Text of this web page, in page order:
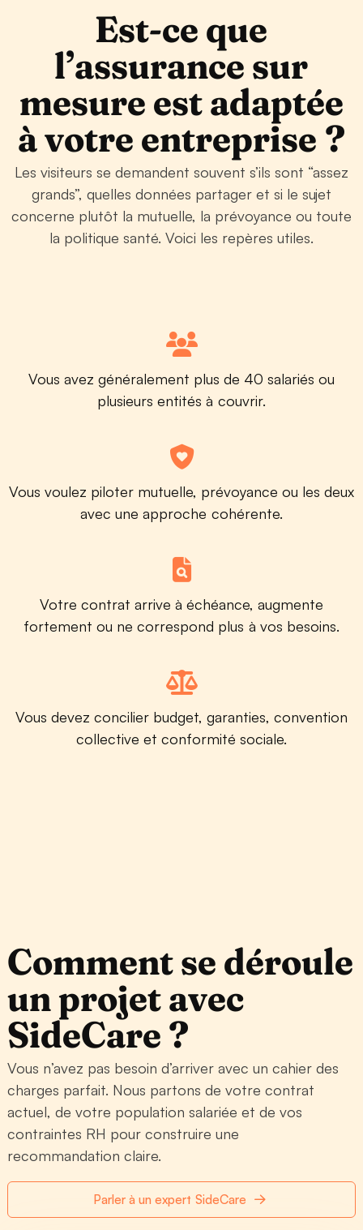
Est-ce que
l’assurance sur
mesure est adaptée
à votre entreprise ?
Les visiteurs se demandent souvent s’ils sont “assez
grands”, quelles données partager et si le sujet
concerne plutôt la mutuelle, la prévoyance ou toute
la politique santé. Voici les repères utiles.
Vous avez généralement plus de 40 salariés ou
plusieurs entités à couvrir.
Vous voulez piloter mutuelle, prévoyance ou les deux
avec une approche cohérente.
Votre contrat arrive à échéance, augmente
fortement ou ne correspond plus à vos besoins.
Vous devez concilier budget, garanties, convention
collective et conformité sociale.
Comment se déroule
un projet avec
SideCare ?
Vous n’avez pas besoin d’arriver avec un cahier des
charges parfait. Nous partons de votre contrat
actuel, de votre population salariée et de vos
contraintes RH pour construire une
recommandation claire.
Parler à un expert SideCare